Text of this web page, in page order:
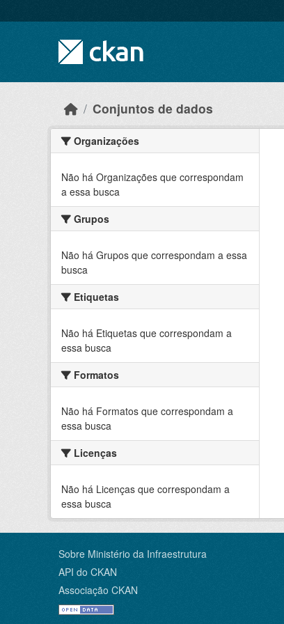
Conjuntos de dados
Organizações
Não há Organizações que correspondam
a essa busca
Grupos
Não há Grupos que correspondam a essa
busca
Etiquetas
Não há Etiquetas que correspondam a
essa busca
Formatos
Não há Formatos que correspondam a
essa busca
Licenças
Não há Licenças que correspondam a
essa busca
Sobre Ministério da Infraestrutura
API do CKAN
Associação CKAN